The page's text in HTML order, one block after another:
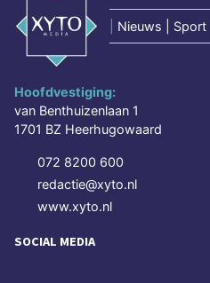
Nieuws | Sport
Hoofdvestiging:
van Benthuizenlaan 1
1701 BZ Heerhugowaard
072 8200 600
redactie@xyto.nl
www.xyto.nl
SOCIAL MEDIA